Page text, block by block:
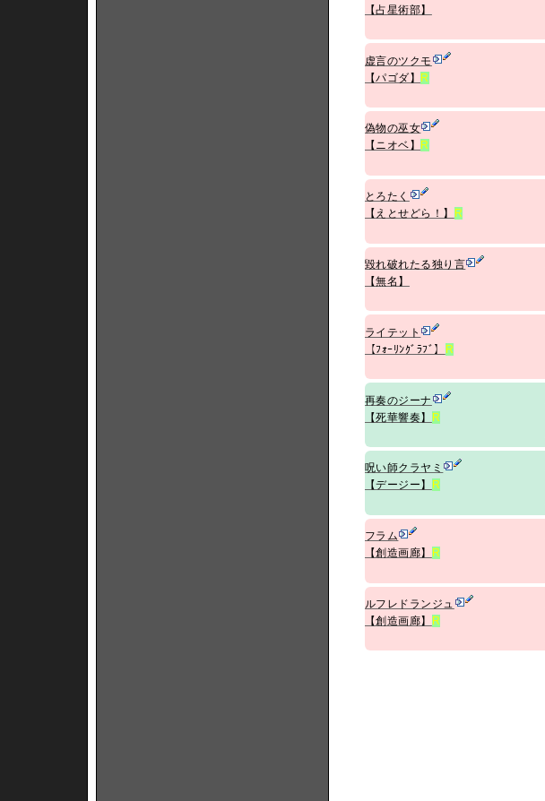
【占星術部】
虚言のツクモ
【パゴダ】 R
偽物の巫女
【ニオベ】
R
とろたく
【えとせどら！】
R
毀れ破れたる独り言
【無名】
ライテット
【ﾌｫｰﾘﾝｸﾞﾗﾌﾞ】 R
再奏のジーナ
【死華響奏】 R
呪い師クラヤミ
【デージー】
R
フラム
【創造画廊】
R
ルフレドランジュ
【創造画廊】
R